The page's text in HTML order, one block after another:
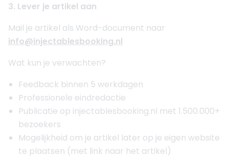
3. Lever je artikel aan
Mail je artikel als Word-document naar
info@injectablesbooking.nl
Wat kun je verwachten?
Feedback binnen 5 werkdagen
Professionele eindredactie
Publicatie op injectablesbooking.nl met 1.500.000+
bezoekers
Mogelijkheid om je artikel later op je eigen website
te plaatsen (met link naar het artikel)